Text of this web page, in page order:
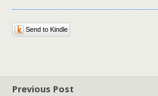
Send to Kindle
Previous Post